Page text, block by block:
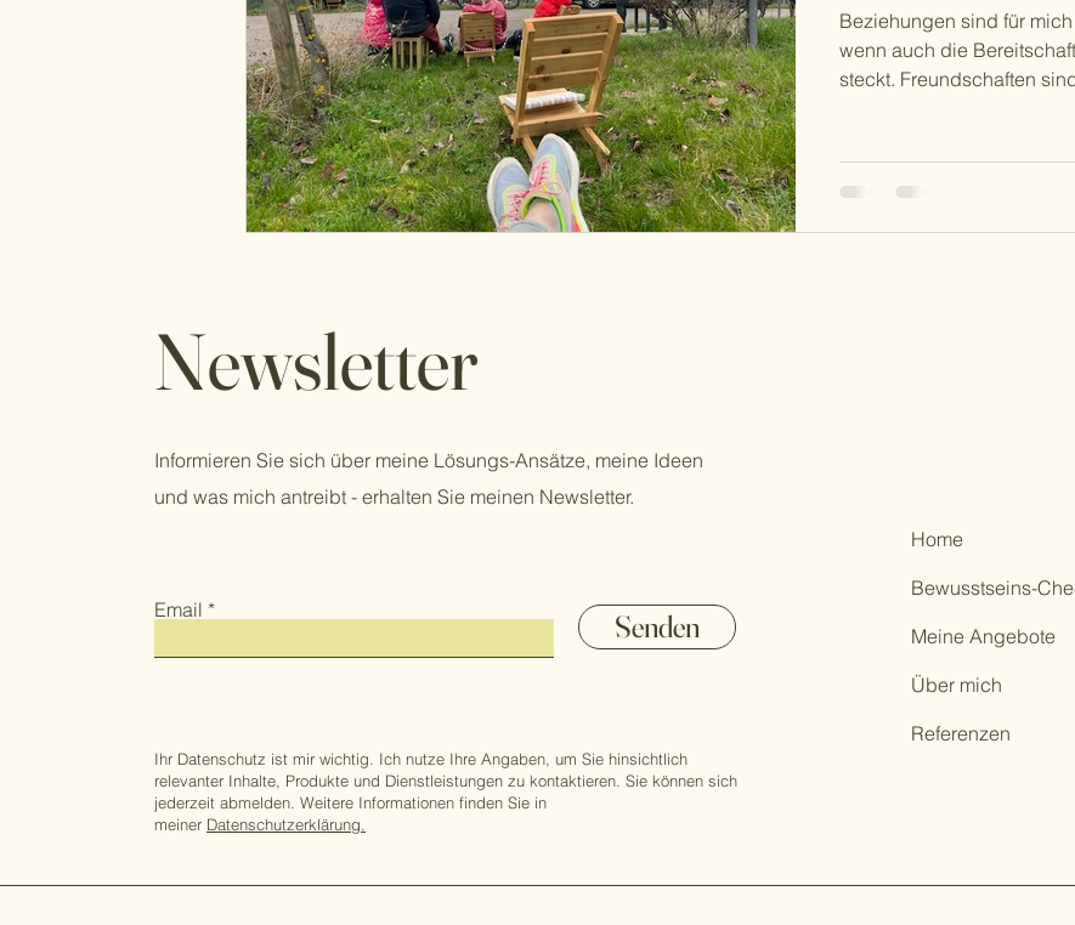
Beziehungen sind für
wenn auch die
steckt. Freundschaften
Newsletter
Informieren Sie sich über meine Lösungs-Ansätze, meine Ideen
und was mich antreibt - erhalten Sie meinen Newsletter.
Email Senden
Ihr Datenschutz ist mir wichtig. Ich nutze Ihre Angaben, um Sie hinsichtlich
relevanter Inhalte, Produkte und Dienstleistungen zu kontaktieren. Sie können sich
jederzeit abmelden. Weitere Informationen finden Sie in
meiner Datenschutzerklärung.
Home
Bewusstseins-
Meine Angebote
Über mich
Referenzen